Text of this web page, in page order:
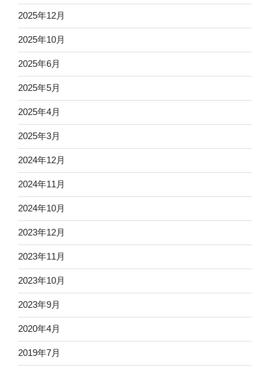
2025年12月
2025年10月
2025年6月
2025年5月
2025年4月
2025年3月
2024年12月
2024年11月
2024年10月
2023年12月
2023年11月
2023年10月
2023年9月
2020年4月
2019年7月